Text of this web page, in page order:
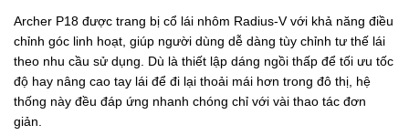
Archer P18 được trang bị cổ lái nhôm Radius-V với khả năng điều
chỉnh góc linh hoạt, giúp người dùng dễ dàng tùy chỉnh tư thế lái
theo nhu cầu sử dụng. Dù là thiết lập dáng ngồi thấp để tối ưu tốc
độ hay nâng cao tay lái để đi lại thoải mái hơn trong đô thị, hệ
thống này đều đáp ứng nhanh chóng chỉ với vài thao tác đơn
giản.